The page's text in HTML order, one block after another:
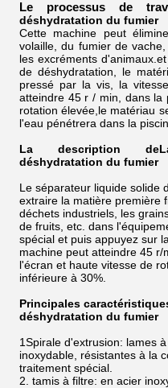
Le processus de
déshydratation du fumier
Cette machine peut
volaille, du fumier de
les excréments
de déshydratation, le
pressé par la vis, la
atteindre 45 r / min, dans la
rotation élevée,le matériau
l'eau pénétrera dans la
La description de
déshydratation du fumier
Le séparateur liquide solide
extraire la matière première
déchets industriels, les
de fruits, etc. dans
spécial et puis appuyez sur
machine peut atteindre 45
l'écran et haute vitesse de
inférieure à 30%.
Principales
déshydratation du fumier
1Spirale d'extrusion: lames
inoxydable, résistantes à la
traitement spécial.
2. tamis à filtre: en acier